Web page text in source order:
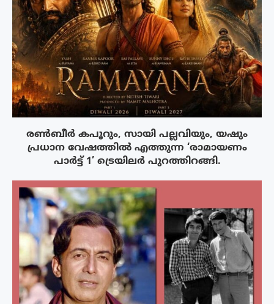
രൺബീർ കപൂറും, സായി പല്ലവിയും, യഷും
പ്രധാന വേഷത്തിൽ എത്തുന്ന ‘രാമായണം
പാർട്ട് 1’ ട്രെയിലർ പുറത്തിറങ്ങി.